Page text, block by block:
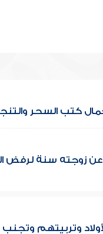
عن زوجته سنة لرفض
وتربيتهم وتجنب